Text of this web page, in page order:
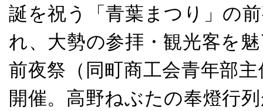
誕を祝う「青葉まつり」の
れ、大勢の参拝・観光客を
前夜祭（同町商工会青年部
開催。高野ねぶたの奉燈行